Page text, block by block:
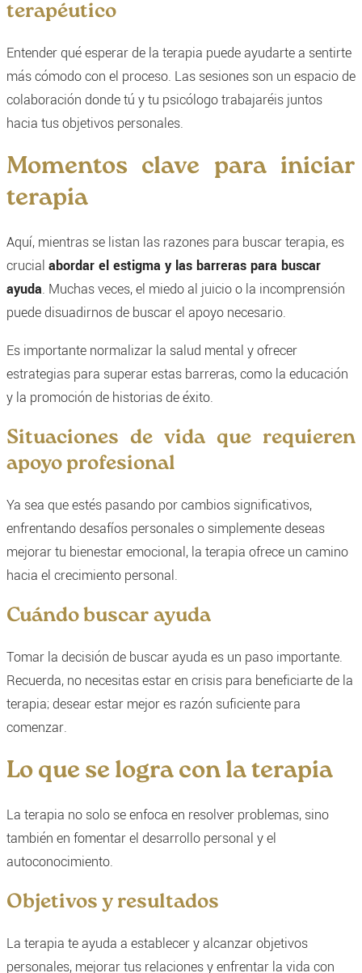
terapéutico
Entender qué esperar de la terapia puede ayudarte a sentirte
más cómodo con el proceso. Las sesiones son un espacio de
colaboración donde tú y tu psicólogo trabajaréis juntos
hacia tus objetivos personales.
Momentos clave para iniciar
terapia
Aquí, mientras se listan las razones para buscar terapia, es
crucial abordar el estigma y las barreras para buscar
ayuda. Muchas veces, el miedo al juicio o la incomprensión
puede disuadirnos de buscar el apoyo necesario.
Es importante normalizar la salud mental y ofrecer
estrategias para superar estas barreras, como la educación
y la promoción de historias de éxito.
Situaciones de vida que requieren
apoyo profesional
Ya sea que estés pasando por cambios significativos,
enfrentando desafíos personales o simplemente deseas
mejorar tu bienestar emocional, la terapia ofrece un camino
hacia el crecimiento personal.
Cuándo buscar ayuda
Tomar la decisión de buscar ayuda es un paso importante.
Recuerda, no necesitas estar en crisis para beneficiarte de la
terapia; desear estar mejor es razón suficiente para
comenzar.
Lo que se logra con la terapia
La terapia no solo se enfoca en resolver problemas, sino
también en fomentar el desarrollo personal y el
autoconocimiento.
Objetivos y resultados
La terapia te ayuda a establecer y alcanzar objetivos
personales, mejorar tus relaciones y enfrentar la vida con